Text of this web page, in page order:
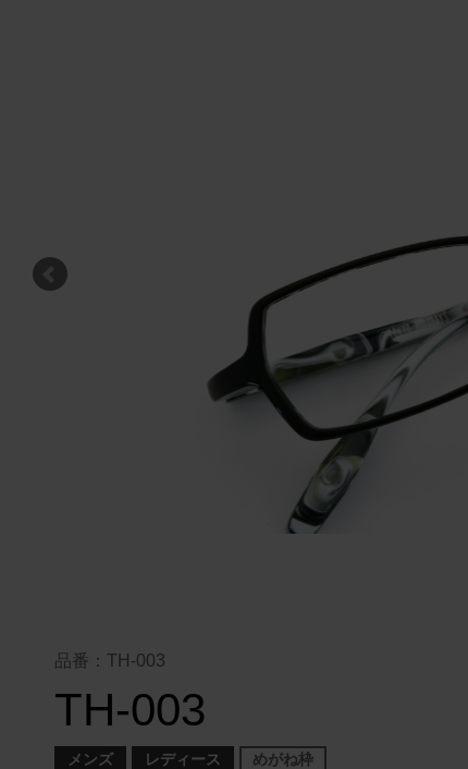
品番：TH-003
TH-003
メンズ レディース めがね枠